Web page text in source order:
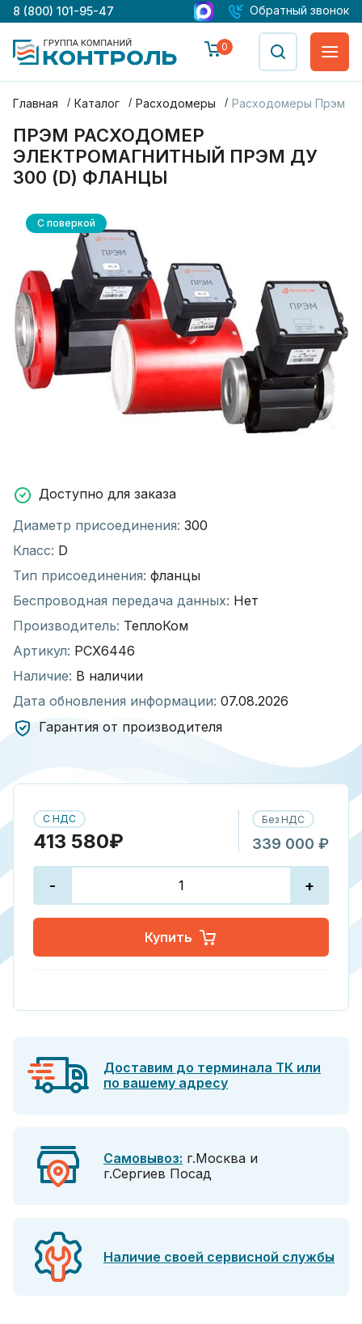
8 (800) 101-95-47 Обратный звонок
0
Главная Каталог Расходомеры Расходомеры Прэм
ПРЭМ РАСХОДОМЕР
ЭЛЕКТРОМАГНИТНЫЙ ПРЭМ ДУ
300 (D) ФЛАНЦЫ
С поверкой
Доступно для заказа
Диаметр присоединения: 300
Класс: D
Тип присоединения: фланцы
Беспроводная передача данных: Нет
Производитель: ТеплоКом
Артикул: РСХ6446
Наличие: В наличии
Дата обновления информации: 07.08.2026
Гарантия от производителя
С НДС
413 580₽
Без НДС
339 000 ₽
- +
Купить
Доставим до терминала ТК или
по вашему адресу
Самовывоз: г.Москва и
г.Сергиев Посад
Наличие своей сервисной службы